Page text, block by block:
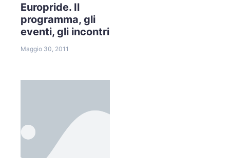
Europride. Il
programma, gli
eventi, gli incontri
Maggio 30, 2011